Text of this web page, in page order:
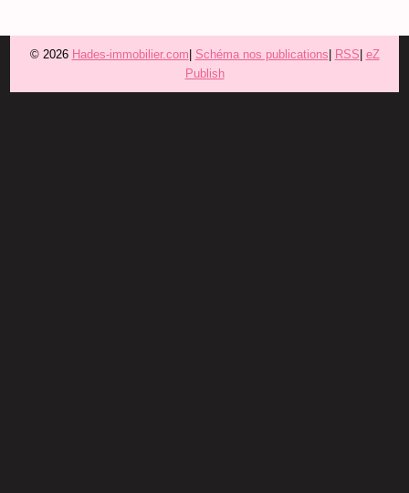
© 2026 Hades-immobilier.com Schéma nos publications RSS eZ
Publish